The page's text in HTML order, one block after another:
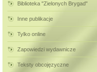
Biblioteka "Zielonych Brygad"
Inne publikacje
Tylko online
Zapowiedzi wydawnicze
Teksty obcojęzyczne